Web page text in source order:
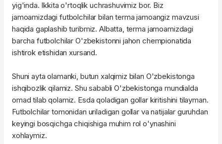
yig'inda. Ikkita o'rtoqlik uchrashuvimiz bor. Biz
jamoamizdagi futbolchilar bilan terma jamoangiz mavzusi
haqida gaplashib turibmiz. Albatta, terma jamoamizdagi
barcha futbolchilar O'zbekistonni jahon chempionatida
ishtirok etishidan xursand.
Shuni ayta olamanki, butun xalqimiz bilan O'zbekistonga
ishqibozlik qilamiz. Shu sababli O'zbekistonga mundialda
omad tilab qolamiz. Esda qoladigan gollar kiritishini tilayman.
Futbolchilar tomonidan uriladigan gollar va natijalar guruhdan
keyingi bosqichga chiqishiga muhim rol o'ynashini
xohlaymiz.